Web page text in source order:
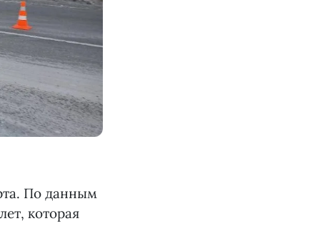
По данным
которая